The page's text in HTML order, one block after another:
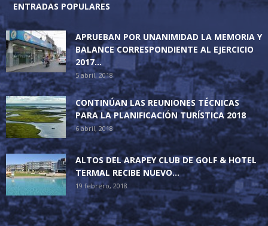
ENTRADAS POPULARES
APRUEBAN POR UNANIMIDAD LA MEMORIA Y
BALANCE CORRESPONDIENTE AL EJERCICIO
2017...
5 abril, 2018
CONTINÚAN LAS REUNIONES TÉCNICAS
PARA LA PLANIFICACIÓN TURÍSTICA 2018
6 abril, 2018
ALTOS DEL ARAPEY CLUB DE GOLF & HOTEL
TERMAL RECIBE NUEVO...
19 febrero, 2018